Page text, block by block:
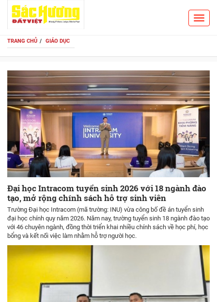
TRANG CHỦ GIÁO DỤC
Đại học Intracom tuyển sinh 2026 với 18 ngành đào
tạo, mở rộng chính sách hỗ trợ sinh viên
Trường Đại học Intracom (mã trường: INU) vừa công bố đề án tuyển sinh
đại học chính quy năm 2026. Năm nay, trường tuyển sinh 18 ngành đào tạo
với 46 chuyên ngành, đồng thời triển khai nhiều chính sách về học phí, học
bổng và kết nối việc làm nhằm hỗ trợ người học.